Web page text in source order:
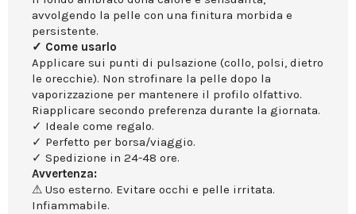
avvolgendo la pelle con una finitura morbida e
persistente.
✓ Come usarlo
Applicare sui punti di pulsazione (collo, polsi, dietro
le orecchie). Non strofinare la pelle dopo la
vaporizzazione per mantenere il profilo olfattivo.
Riapplicare secondo preferenza durante la giornata.
✓ Ideale come regalo.
✓ Perfetto per borsa/viaggio.
✓ Spedizione in 24-48 ore.
Avvertenza:
⚠ Uso esterno. Evitare occhi e pelle irritata.
Infiammabile.